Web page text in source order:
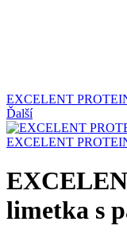
EXCELENT
Ďalší
EXCELENT
limetka s